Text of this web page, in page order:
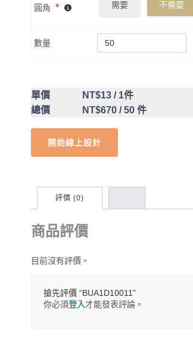
圓角 * 需要 不需要
數量
單價 NT$13 / 1件
總價
NT$670 / 50 件
開始線上設計
評價 (0)
商品評價
目前沒有評價。
搶先評價 “BUA1D10011”
你必須登入才能發表評論。